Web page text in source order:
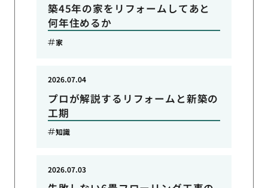
築45年の家をリフォームしてあと
何年住めるか
家
プロが解説するリフォームと新築の
工期
2026.07.04
知識
2026.07.03